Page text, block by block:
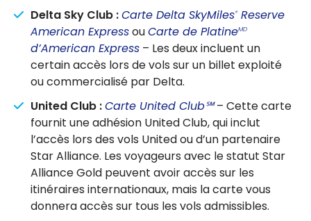
Delta Sky Club :Carte Delta SkyMiles®Reserve
American ExpressouCarte de PlatineMD
d’American Express – Les deux incluent un
certain accès lors de vols sur un billet exploité
ou commercialisé par Delta.
United Club :Carte United Club℠– Cette carte
fournit une adhésion United Club, qui inclut
l’accès lors des vols United ou d’un partenaire
Star Alliance. Les voyageurs avec le statut Star
Alliance Gold peuvent avoir accès sur les
itinéraires internationaux, mais la carte vous
donnera accès sur tous les vols admissibles.